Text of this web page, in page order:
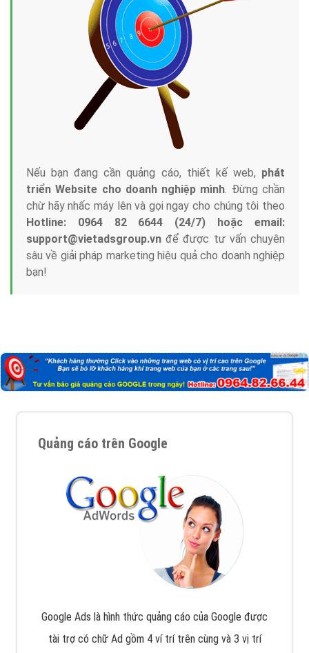
Nếu bạn đang cần quảng cáo, thiết kế web, phát
triển Website cho doanh nghiệp mình. Đừng chần
chừ hãy nhấc máy lên và gọi ngay cho chúng tôi theo
Hotline: 0964 82 6644 (24/7) hoặc email:
support@vietadsgroup.vn để được tư vấn chuyên
sâu về giải pháp marketing hiệu quả cho doanh nghiệp
bạn!
Quảng cáo trên Google
Google Ads là hình thức quảng cáo của Google được
tài trợ có chữ Ad gồm 4 ví trí trên cùng và 3 vị trí